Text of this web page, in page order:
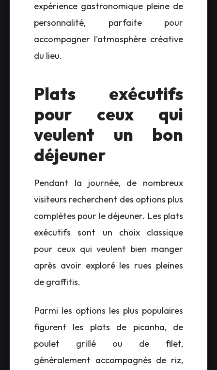
expérience gastronomique pleine de
personnalité, parfaite pour
accompagner l'atmosphère créative
du lieu.
Plats exécutifs
pour ceux qui
veulent un bon
déjeuner
Pendant la journée, de nombreux
visiteurs recherchent des options plus
complètes pour le déjeuner. Les plats
exécutifs sont un choix classique
pour ceux qui veulent bien manger
après avoir exploré les rues pleines
de graffitis.
Parmi les options les plus populaires
figurent les plats de picanha, de
poulet grillé ou de filet,
généralement accompagnés de riz,